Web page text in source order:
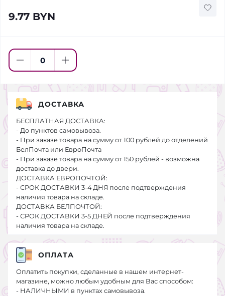
9.77 BYN
ДОСТАВКА
БЕСПЛАТНАЯ ДОСТАВКА:
- До пунктов самовывоза.
- При заказе товара на сумму от 100 рублей до отделений
БелПочта или ЕвроПочта
- При заказе товара на сумму от 150 рублей - возможна
доставка до двери.
ДОСТАВКА ЕВРОПОЧТОЙ:
- СРОК ДОСТАВКИ 3-4 ДНЯ после подтверждения
наличия товара на складе.
ДОСТАВКА БЕЛПОЧТОЙ:
- СРОК ДОСТАВКИ 3-5 ДНЕЙ после подтверждения
наличия товара на складе.
ОПЛАТА
Оплатить покупки, сделанные в нашем интернет-
магазине, можно любым удобным для Вас способом:
- НАЛИЧНЫМИ в пунктах самовывоза.